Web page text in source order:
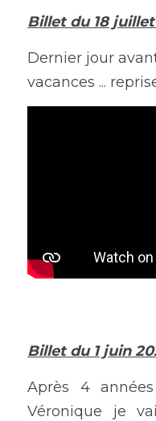
Billet du 18
Dernier jour
vacances ...
Billet du 1 juin
Après 4
Véronique je